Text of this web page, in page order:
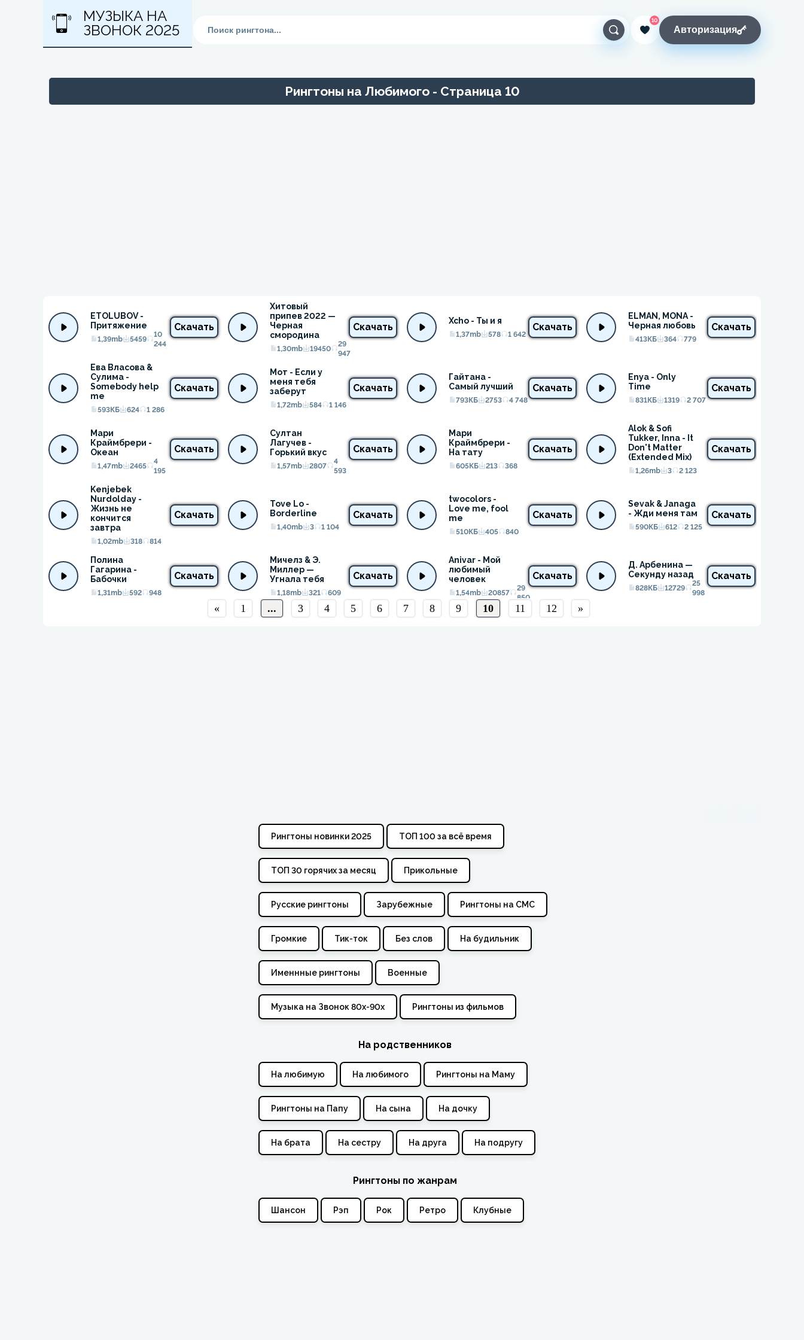
МУЗЫКА НА
ЗВОНОК 2025
10
Авторизация
Рингтоны на Любимого - Страница 10
ETOLUBOV -
Притяжение
1,39mb 5459
10
244
Скачать
Хитовый
припев 2022 —
Черная
смородина
1,30mb 19450
29
947
Скачать
Xcho - Ты и я
1,37mb 578 1 642
Скачать
ELMAN, MONA -
Черная любовь
413КБ 364 779
Скачать
Ева Власова &
Сулима -
Somebody help
me
593КБ 624 1 286
Скачать
Мот - Если у
меня тебя
заберут
1,72mb 584 1 146
Скачать
Гайтана -
Самый лучший
793КБ 2753 4 748
Скачать
Enya - Only
Time
831КБ 1319 2 707
Скачать
Мари
Краймбрери -
Океан
1,47mb 2465
4
195
Скачать
Султан
Лагучев -
Горький вкус
1,57mb 2807
4
593
Скачать
Мари
Краймбрери -
На тату
605КБ 213 368
Скачать
Alok & Sofi
Tukker, Inna - It
Don't Matter
(Extended Mix)
1,26mb 3 2 123
Скачать
Kenjebek
Nurdolday -
Жизнь не
кончится
завтра
1,02mb 318 814
Скачать
Tove Lo -
Borderline
1,40mb 3 1 104
Скачать
twocolors -
Love me, fool
me
510КБ 405 840
Скачать
Sevak & Janaga
- Жди меня там
590КБ 612 2 125
Скачать
Полина
Гагарина -
Бабочки
1,31mb 592 948
Скачать
Мичелз & Э.
Миллер —
Угнала тебя
1,18mb 321 609
Скачать
Anivar - Мой
любимый
человек
1,54mb 20857
29
850
Скачать
Д. Арбенина —
Секунду назад
828КБ 12729
25
998
Скачать
« 1 ... 3 4 5 6 7 8 9 10 11 12 »
Рингтоны новинки 2025 ТОП 100 за всё время
ТОП 30 горячих за месяц Прикольные
Русские рингтоны Зарубежные Рингтоны на СМС
Громкие Тик-ток Без слов На будильник
Именнные рингтоны Военные
Музыка на Звонок 80х-90х Рингтоны из фильмов
На родственников
На любимую На любимого Рингтоны на Маму
Рингтоны на Папу На сына На дочку
На брата На сестру На друга На подругу
Рингтоны по жанрам
Шансон Рэп Рок Ретро Клубные